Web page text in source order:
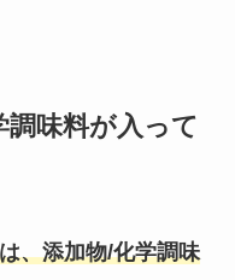
調味料が入って
、添加物/化学調味